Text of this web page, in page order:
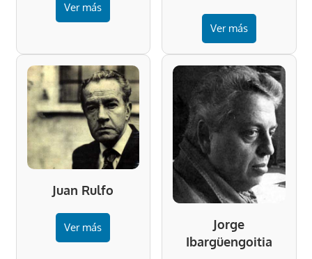
Ver más
Ver más
Juan Rulfo
Ver más
Jorge
Ibargüengoitia